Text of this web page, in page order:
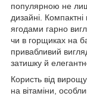
популярною не
дизайні.
ягодами гарно
чи в горщиках на
привабливий
затишку й
Користь від
на вітаміни,